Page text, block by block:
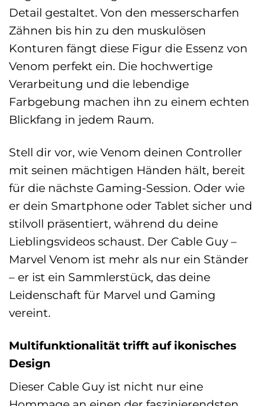
Detail gestaltet. Von den messerscharfen
Zähnen bis hin zu den muskulösen
Konturen fängt diese Figur die Essenz von
Venom perfekt ein. Die hochwertige
Verarbeitung und die lebendige
Farbgebung machen ihn zu einem echten
Blickfang in jedem Raum.
Stell dir vor, wie Venom deinen Controller
mit seinen mächtigen Händen hält, bereit
für die nächste Gaming-Session. Oder wie
er dein Smartphone oder Tablet sicher und
stilvoll präsentiert, während du deine
Lieblingsvideos schaust. Der Cable Guy –
Marvel Venom ist mehr als nur ein Ständer
– er ist ein Sammlerstück, das deine
Leidenschaft für Marvel und Gaming
vereint.
Multifunktionalität trifft auf ikonisches
Design
Dieser Cable Guy ist nicht nur eine